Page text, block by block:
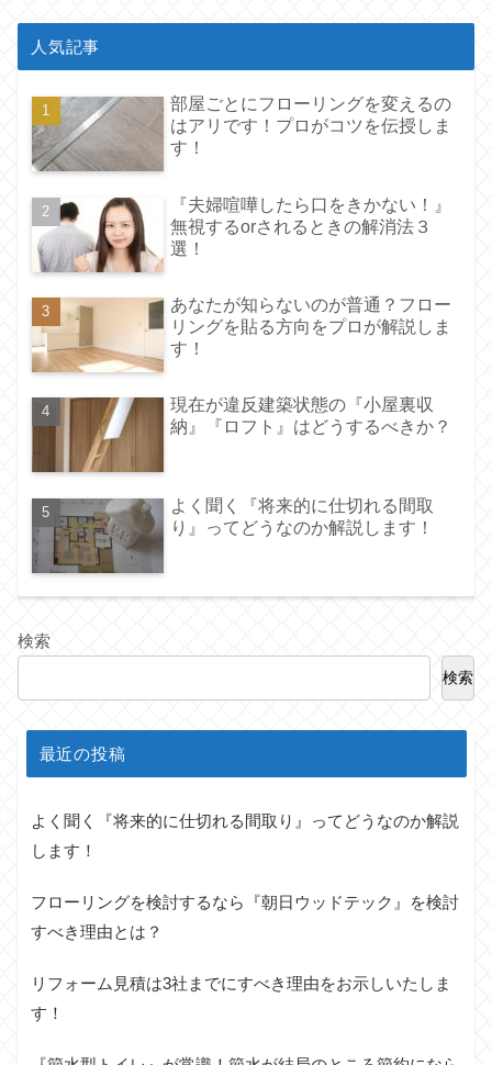
人気記事
部屋ごとにフローリングを変えるの
はアリです！プロがコツを伝授しま
す！
『夫婦喧嘩したら口をきかない！』
無視するorされるときの解消法３
選！
あなたが知らないのが普通？フロー
リングを貼る方向をプロが解説しま
す！
現在が違反建築状態の『小屋裏収
納』『ロフト』はどうするべきか？
よく聞く『将来的に仕切れる間取
り』ってどうなのか解説します！
検索
検索
最近の投稿
よく聞く『将来的に仕切れる間取り』ってどうなのか解説
します！
フローリングを検討するなら『朝日ウッドテック』を検討
すべき理由とは？
リフォーム見積は3社までにすべき理由をお示しいたしま
す！